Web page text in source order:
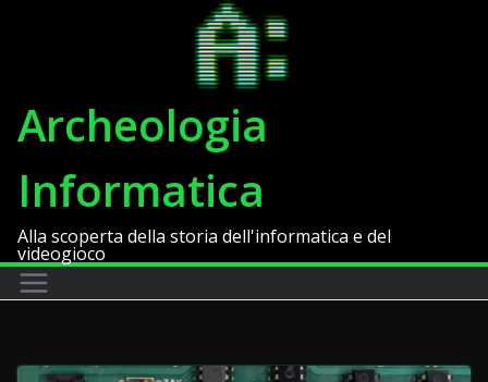
Archeologia
Informatica
Alla scoperta della storia dell'informatica e del
videogioco